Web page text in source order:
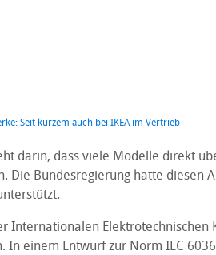
Seit kurzem auch bei IKEA im Vertrieb
darin, dass viele Modelle direkt
Die Bundesregierung hatte diesen
Internationalen Elektrotechnischen
In einem Entwurf zur Norm IEC